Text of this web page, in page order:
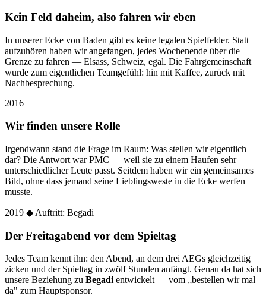
Kein Feld daheim, also fahren wir eben
In unserer Ecke von Baden gibt es keine legalen Spielfelder. Statt
aufzuhören haben wir angefangen, jedes Wochenende über die
Grenze zu fahren — Elsass, Schweiz, egal. Die Fahrgemeinschaft
wurde zum eigentlichen Teamgefühl: hin mit Kaffee, zurück mit
Nachbesprechung.
2016
Wir finden unsere Rolle
Irgendwann stand die Frage im Raum: Was stellen wir eigentlich
dar? Die Antwort war PMC — weil sie zu einem Haufen sehr
unterschiedlicher Leute passt. Seitdem haben wir ein gemeinsames
Bild, ohne dass jemand seine Lieblingsweste in die Ecke werfen
musste.
2019 ◆ Auftritt: Begadi
Der Freitagabend vor dem Spieltag
Jedes Team kennt ihn: den Abend, an dem drei AEGs gleichzeitig
zicken und der Spieltag in zwölf Stunden anfängt. Genau da hat sich
unsere Beziehung zu Begadientwickelt — vom „bestellen wir mal
da" zum Hauptsponsor.